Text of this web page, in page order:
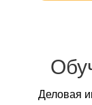
Деловая